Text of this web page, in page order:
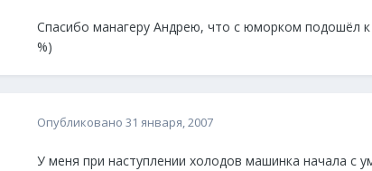
Спасибо манагеру Андрею, что с юморком подошёл
%)
Опубликовано 31 января, 2007
У меня при наступлении холодов машинка начала с